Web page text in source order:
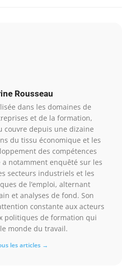
Rousseau
dans les domaines de
et de la formation,
couvre depuis une dizaine
du tissu économique et les
des compétences
a notamment enquêté sur les
secteurs industriels et les
de l’emploi, alternant
et analyses de fond. Son
constante aux acteurs
politiques de formation qui
monde du travail.
les articles →